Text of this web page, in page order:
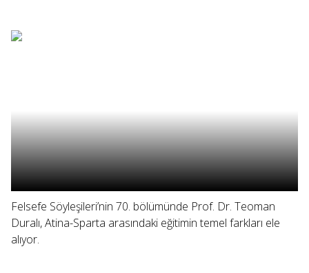
Felsefe Söyleşileri’nin 70. bölümünde Prof. Dr. Teoman
Duralı, Atina-Sparta arasındaki eğitimin temel farkları ele
alıyor.